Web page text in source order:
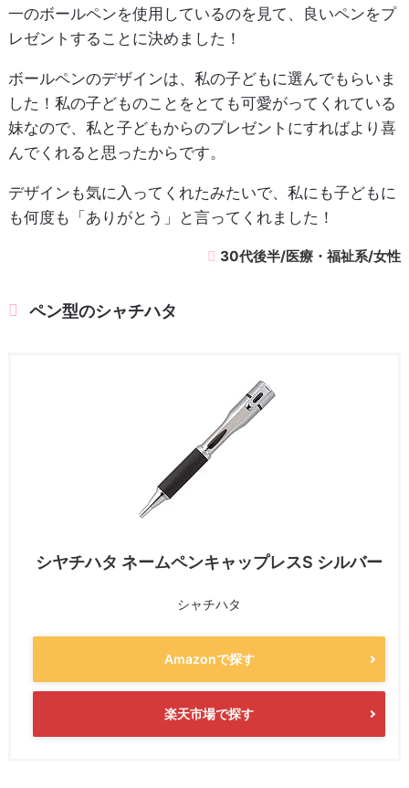
一のボールペンを使用しているのを見て、良いペンをプ
レゼントすることに決めました！
ボールペンのデザインは、私の子どもに選んでもらいま
した！私の子どものことをとても可愛がってくれている
妹なので、私と子どもからのプレゼントにすればより喜
んでくれると思ったからです。
デザインも気に入ってくれたみたいで、私にも子どもに
も何度も「ありがとう」と言ってくれました！
30代後半/医療・福祉系/女性
ペン型のシャチハタ
シヤチハタ ネームペンキャップレスS シルバー
シャチハタ
Amazonで探す
楽天市場で探す